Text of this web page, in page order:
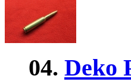
04. Deko